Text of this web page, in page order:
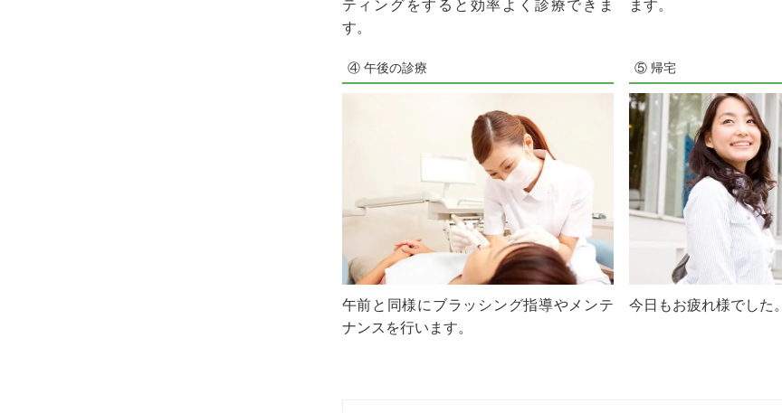
ティングをすると効率よく診療できま
す。
ます。
④ 午後の診療
午前と同様にブラッシング指導やメンテ
ナンスを行います。
⑤ 帰宅
今日もお疲れ様でした。